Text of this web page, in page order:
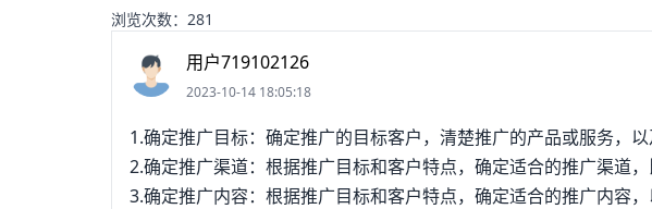
浏览次数：281
用户719102126
2023-10-14 18:05:18
1.确定推广目标：确定推广的目标客户，清楚推广的产品或服务，以
2.确定推广渠道：根据推广目标和客户特点，确定适合的推广渠道
3.确定推广内容：根据推广目标和客户特点，确定适合的推广内容